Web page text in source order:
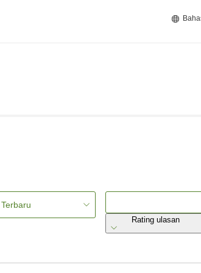
Terbaru
Rating ulasan